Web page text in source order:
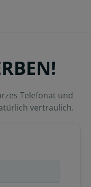
Telefonat und
vertraulich.